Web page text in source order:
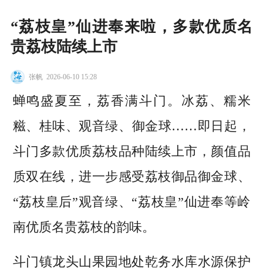
“荔枝皇”仙进奉来啦，多款优质名
贵荔枝陆续上市
张帆 2026-06-10 15:28
蝉鸣盛夏至，荔香满斗门。冰荔、糯米
糍、桂味、观音绿、御金球……即日起，
斗门多款优质荔枝品种陆续上市，颜值品
质双在线，进一步感受荔枝御品御金球、
“荔枝皇后”观音绿、“荔枝皇”仙进奉等岭
南优质名贵荔枝的韵味。
斗门镇龙头山果园地处乾务水库水源保护